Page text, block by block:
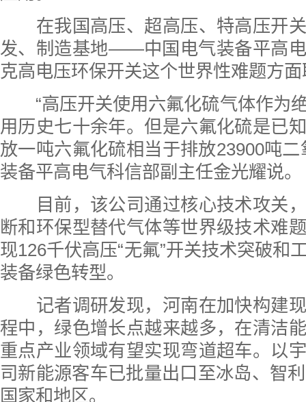
在我国高压、超高压、特高压开关
发、制造基地——中国电气装备平高
克高电压环保开关这个世界性难题方
“高压开关使用六氟化硫气体作为
用历史七十余年。但是六氟化硫是已
放一吨六氟化硫相当于排放23900吨
装备平高电气科信部副主任金光耀说。
目前，该公司通过核心技术攻关，
断和环保型替代气体等世界级技术难
现126千伏高压“无氟”开关技术突破和
装备绿色转型。
记者调研发现，河南在加快构建现
程中，绿色增长点越来越多，在清洁
重点产业领域有望实现弯道超车。以
司新能源客车已批量出口至冰岛、智
国家和地区。